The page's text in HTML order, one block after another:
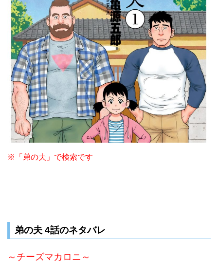
※「弟の夫」で検索です
弟の夫 4話のネタバレ
～チーズマカロニ～